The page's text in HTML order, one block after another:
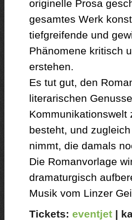
originelle Prosa
gesamtes Werk
tiefgreifende und
Phänomene kritisch
erstehen.
Es tut gut, den
literarischen
Kommunikationswelt
besteht, und
nimmt, die damals
Die Romanvorlage
dramaturgisch
Musik vom Linzer
Tickets: eventjet |